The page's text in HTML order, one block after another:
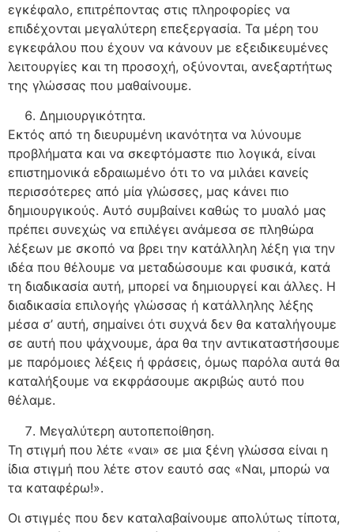
εγκέφαλο, επιτρέποντας στις πληροφορίες να
επιδέχονται μεγαλύτερη επεξεργασία. Τα μέρη του
εγκεφάλου που έχουν να κάνουν με εξειδικευμένες
λειτουργίες και τη προσοχή, οξύνονται, ανεξαρτήτως
της γλώσσας που μαθαίνουμε.
Δημιουργικότητα.
Εκτός από τη διευρυμένη ικανότητα να λύνουμε
προβλήματα και να σκεφτόμαστε πιο λογικά, είναι
επιστημονικά εδραιωμένο ότι το να μιλάει κανείς
περισσότερες από μία γλώσσες, μας κάνει πιο
δημιουργικούς. Αυτό συμβαίνει καθώς το μυαλό μας
πρέπει συνεχώς να επιλέγει ανάμεσα σε πληθώρα
λέξεων με σκοπό να βρει την κατάλληλη λέξη για την
ιδέα που θέλουμε να μεταδώσουμε και φυσικά, κατά
τη διαδικασία αυτή, μπορεί να δημιουργεί και άλλες. Η
διαδικασία επιλογής γλώσσας ή κατάλληλης λέξης
μέσα σ’ αυτή, σημαίνει ότι συχνά δεν θα καταλήγουμε
σε αυτή που ψάχνουμε, άρα θα την αντικαταστήσουμε
με παρόμοιες λέξεις ή φράσεις, όμως παρόλα αυτά θα
καταλήξουμε να εκφράσουμε ακριβώς αυτό που
θέλαμε.
Μεγαλύτερη αυτοπεποίθηση.
Τη στιγμή που λέτε «ναι» σε μια ξένη γλώσσα είναι η
ίδια στιγμή που λέτε στον εαυτό σας «Ναι, μπορώ να
τα καταφέρω!».
Οι στιγμές που δεν καταλαβαίνουμε απολύτως τίποτα,